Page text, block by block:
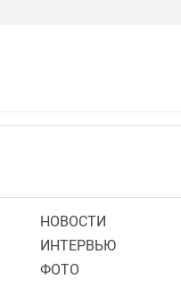
НОВОСТИ
ИНТЕРВЬЮ
ФОТО